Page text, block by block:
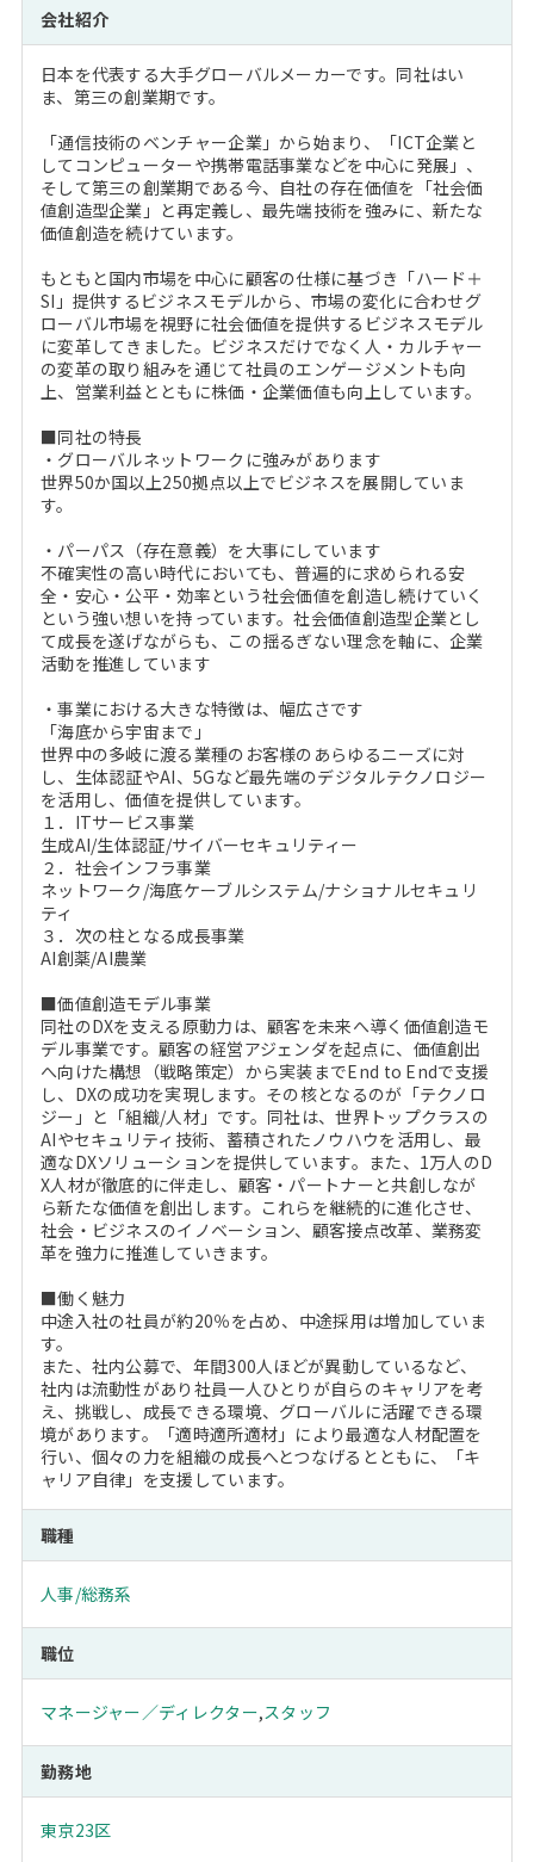
会社紹介
日本を代表する大手グローバルメーカーです。同社はい
ま、第三の創業期です。
「通信技術のベンチャー企業」から始まり、「ICT企業と
してコンピューターや携帯電話事業などを中心に発展」、
そして第三の創業期である今、自社の存在価値を「社会価
値創造型企業」と再定義し、最先端技術を強みに、新たな
価値創造を続けています。
もともと国内市場を中心に顧客の仕様に基づき「ハード＋
SI」提供するビジネスモデルから、市場の変化に合わせグ
ローバル市場を視野に社会価値を提供するビジネスモデル
に変革してきました。ビジネスだけでなく人・カルチャー
の変革の取り組みを通じて社員のエンゲージメントも向
上、営業利益とともに株価・企業価値も向上しています。
■同社の特長
・グローバルネットワークに強みがあります
世界50か国以上250拠点以上でビジネスを展開していま
す。
・パーパス（存在意義）を大事にしています
不確実性の高い時代においても、普遍的に求められる安
全・安心・公平・効率という社会価値を創造し続けていく
という強い想いを持っています。社会価値創造型企業とし
て成長を遂げながらも、この揺るぎない理念を軸に、企業
活動を推進しています
・事業における大きな特徴は、幅広さです
「海底から宇宙まで」
世界中の多岐に渡る業種のお客様のあらゆるニーズに対
し、生体認証やAI、5Gなど最先端のデジタルテクノロジー
を活用し、価値を提供しています。
１．ITサービス事業
生成AI/生体認証/サイバーセキュリティー
２．社会インフラ事業
ネットワーク/海底ケーブルシステム/ナショナルセキュリ
ティ
３．次の柱となる成長事業
AI創薬/AI農業
■価値創造モデル事業
同社のDXを支える原動力は、顧客を未来へ導く価値創造モ
デル事業です。顧客の経営アジェンダを起点に、価値創出
へ向けた構想（戦略策定）から実装までEnd to Endで支援
し、DXの成功を実現します。その核となるのが「テクノロ
ジー」と「組織/人材」です。同社は、世界トップクラスの
AIやセキュリティ技術、蓄積されたノウハウを活用し、最
適なDXソリューションを提供しています。また、1万人のD
X人材が徹底的に伴走し、顧客・パートナーと共創しなが
ら新たな価値を創出します。これらを継続的に進化させ、
社会・ビジネスのイノベーション、顧客接点改革、業務変
革を強力に推進していきます。
■働く魅力
中途入社の社員が約20％を占め、中途採用は増加していま
す。
また、社内公募で、年間300人ほどが異動しているなど、
社内は流動性があり社員一人ひとりが自らのキャリアを考
え、挑戦し、成長できる環境、グローバルに活躍できる環
境があります。「適時適所適材」により最適な人材配置を
行い、個々の力を組織の成長へとつなげるとともに、「キ
ャリア自律」を支援しています。
職種
人事/総務系
職位
マネージャー／ディレクター,スタッフ
勤務地
東京23区